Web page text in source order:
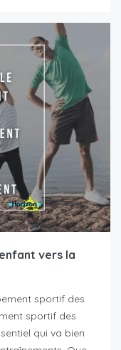
vers la
sportif des
sportif des
qui va bien